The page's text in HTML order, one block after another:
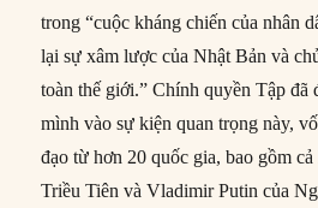
trong “cuộc kháng chiến của nhân
lại sự xâm lược của Nhật Bản và
toàn thế giới.” Chính quyền Tập đã
mình vào sự kiện quan trọng này,
đạo từ hơn 20 quốc gia, bao gồm
Triều Tiên và Vladimir Putin của